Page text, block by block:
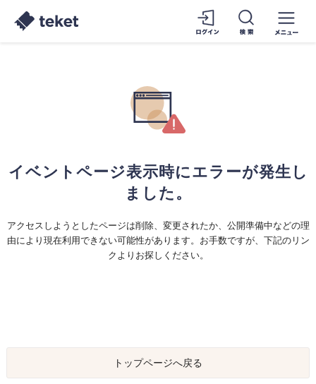
イベントページ表示時にエラーが発生し
ました。
アクセスしようとしたページは削除、変更されたか、公開準備中などの理
由により現在利用できない可能性があります。お手数ですが、下記のリン
クよりお探しください。
トップページへ戻る